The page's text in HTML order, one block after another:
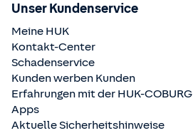
Unser Kundenservice
Meine HUK
Kontakt-Center
Schadenservice
Kunden werben Kunden
Erfahrungen mit der HUK-COBURG
Apps
Aktuelle Sicherheitshinweise